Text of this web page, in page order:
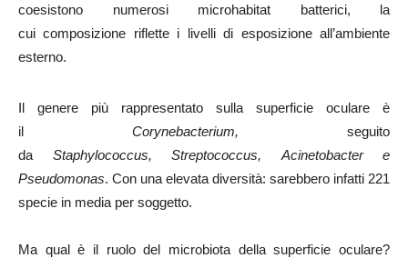
coesistono numerosi microhabitat batterici, la
cui composizione riflette i livelli di esposizione all’ambiente
esterno.
Il genere più rappresentato sulla superficie oculare è
il Corynebacterium, seguito
da Staphylococcus, Streptococcus, Acinetobacter e
Pseudomonas. Con una elevata diversità: sarebbero infatti 221
specie in media per soggetto.
Ma qual è il ruolo del microbiota della superficie oculare?